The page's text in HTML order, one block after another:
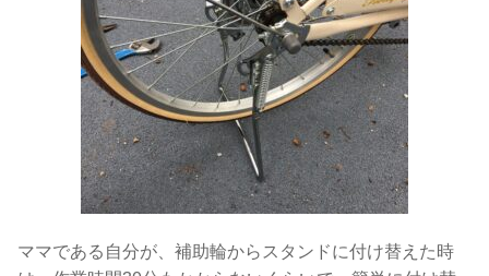
った
ママである自分が、補助輪からスタンドに付け替えた時